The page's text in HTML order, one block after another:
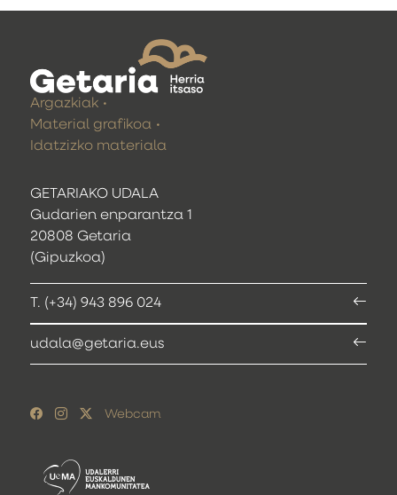
GETARIAKO UDALA
Gudarien enparantza 1
20808 Getaria
(Gipuzkoa)
T. (+34) 943 896 024
udala@getaria.eus
Argazkiak
Material grafikoa
Idatzizko materiala
Webcam